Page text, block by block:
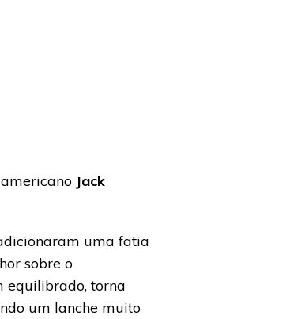
Jack
uma fatia
sobre o
equilibrado, torna
um lanche muito